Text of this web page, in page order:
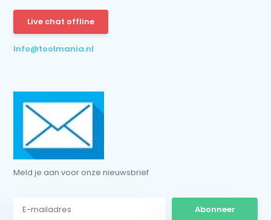
Live chat offline
Info@toolmania.nl
Meld je aan voor onze nieuwsbrief
Abonneer
* Lees hier de wettelijke beperkingen